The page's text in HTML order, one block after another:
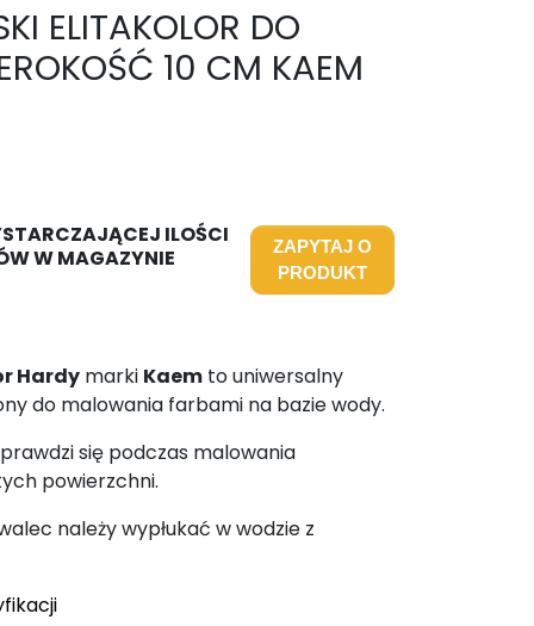
ELITAKOLOR DO
10 CM KAEM
ILOŚCI
W MAGAZYNIE
ZAPYTAJ O
PRODUKT
Hardy marki Kaem to uniwersalny
do malowania farbami na bazie wody.
się podczas malowania
powierzchni.
należy wypłukać w wodzie z